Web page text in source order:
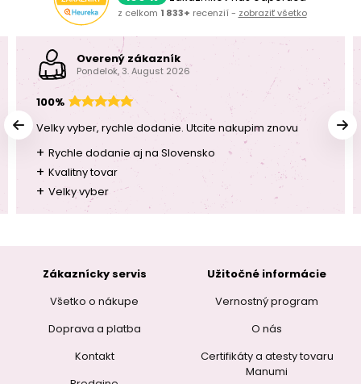
z celkom 1 833+ recenzií - zobraziť všetko
Overený zákazník
Pondelok, 3. August 2026
100%
Velky vyber, rychle dodanie. Utcite nakupim znovu
+ Rychle dodanie aj na Slovensko
+ Kvalitny tovar
+ Velky vyber
Zákaznícky servis
Všetko o nákupe
Doprava a platba
Kontakt
Užitočné informácie
Vernostný program
O nás
Certifikáty a atesty tovaru
Manumi